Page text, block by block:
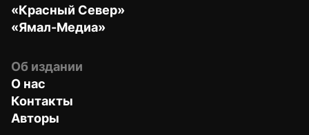
«Красный Север»
«Ямал-Медиа»
Об издании
О нас
Контакты
Авторы